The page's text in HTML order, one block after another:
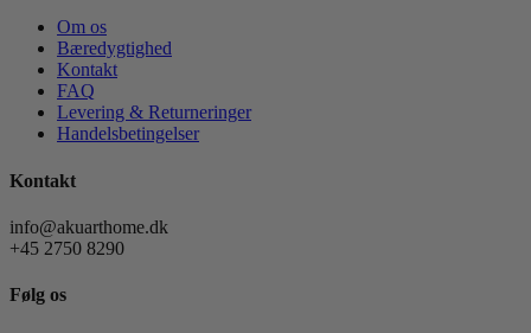
Om os
Bæredygtighed
Kontakt
FAQ
Levering & Returneringer
Handelsbetingelser
Kontakt
info@akuarthome.dk
+45 2750 8290
Følg os